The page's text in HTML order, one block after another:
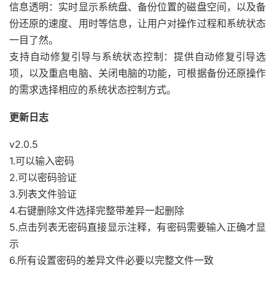
信息透明：实时显示系统盘、备份位置的磁盘空间，以及备
份还原的速度、用时等信息，让用户对操作过程和系统状态
一目了然。
支持自动修复引导与系统状态控制：提供自动修复引导选
项，以及重启电脑、关闭电脑的功能，可根据备份还原操作
的需求选择相应的系统状态控制方式。
更新日志
v2.0.5
1.可以输入密码
2.可以密码验证
3.列表文件验证
4.右键删除文件选择完整带差异一起删除
5.点击列表无密码直接显示注释，有密码需要输入正确才显
示
6.所有设置密码的差异文件必要以完整文件一致